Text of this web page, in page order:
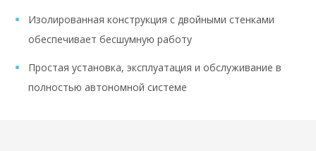
Изолированная конструкция с двойными стенками
обеспечивает бесшумную работу
Простая установка, эксплуатация и обслуживание в
полностью автономной системе